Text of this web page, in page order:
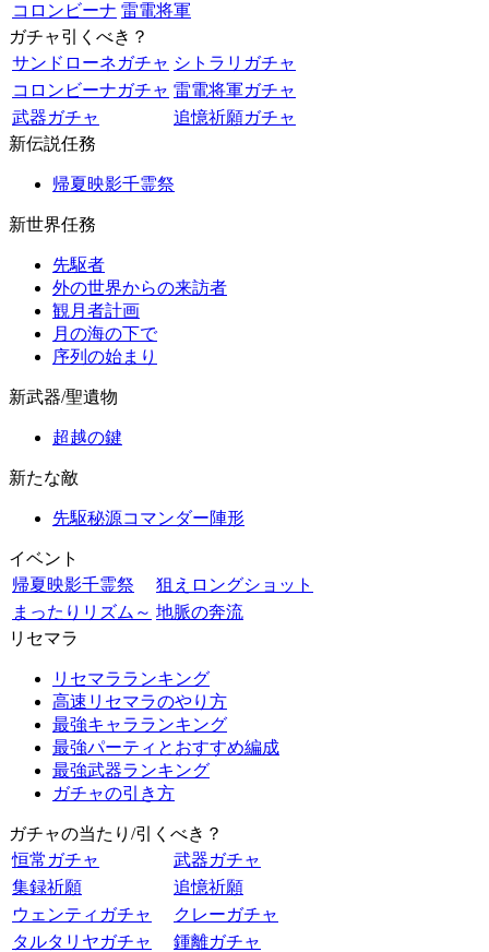
コロンビーナ 雷電将軍
ガチャ引くべき？
サンドローネガチャ シトラリガチャ
コロンビーナガチャ 雷電将軍ガチャ
武器ガチャ
追憶祈願ガチャ
新伝説任務
帰夏映影千霊祭
新世界任務
先駆者
外の世界からの来訪者
観月者計画
月の海の下で
序列の始まり
新武器/聖遺物
超越の鍵
新たな敵
先駆秘源コマンダー陣形
イベント
帰夏映影千霊祭
狙えロングショット
まったりリズム～ 地脈の奔流
リセマラ
リセマラランキング
高速リセマラのやり方
最強キャラランキング
最強パーティとおすすめ編成
最強武器ランキング
ガチャの引き方
ガチャの当たり/引くべき？
恒常ガチャ
武器ガチャ
集録祈願
追憶祈願
ウェンティガチャ
クレーガチャ
タルタリヤガチャ
鍾離ガチャ